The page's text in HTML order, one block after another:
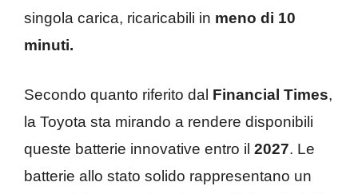
singola carica, ricaricabili in meno di 10
minuti.
Secondo quanto riferito dal Financial Times,
la Toyota sta mirando a rendere disponibili
queste batterie innovative entro il 2027. Le
batterie allo stato solido rappresentano un